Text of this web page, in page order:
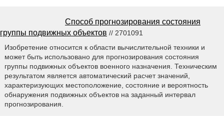
Способ прогнозирования состояния
группы подвижных объектов // 2701091
Изобретение относится к области вычислительной техники и
может быть использовано для прогнозирования состояния
группы подвижных объектов военного назначения. Техническим
результатом является автоматический расчет значений,
характеризующих местоположение, состояние и вероятность
обнаружения подвижных объектов на заданный интервал
прогнозирования.